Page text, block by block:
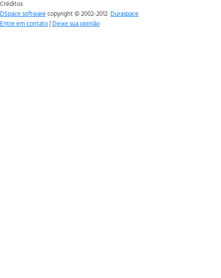
Créditos
DSpace softwarecopyright © 2002-2012 Duraspace
Entre em contato | Deixe sua opinião